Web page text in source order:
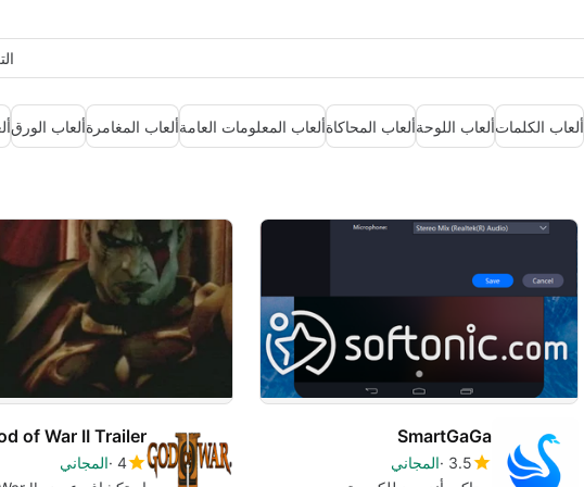
ألعاب الكلماتألعاب اللوحةألعاب المحاكاةألعاب المعلومات العامةألعاب المغامرةألعاب الورق
SmartGaGa
3.5 المجاني
of War II Trailer
4 المجاني